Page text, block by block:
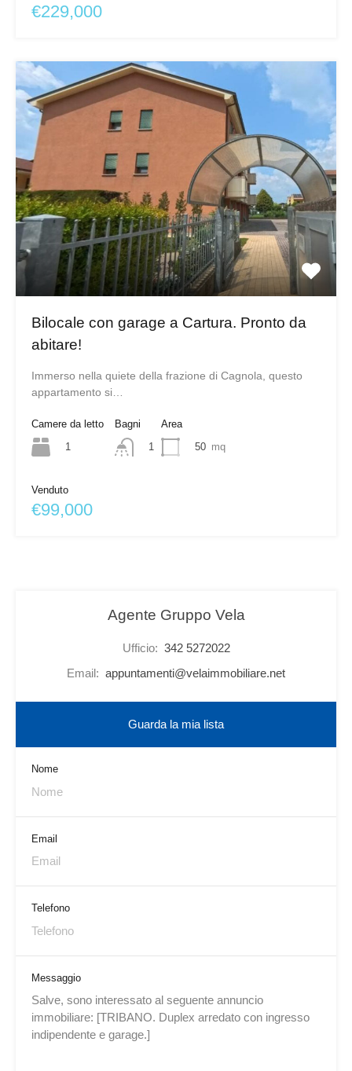
€229,000
Bilocale con garage a Cartura. Pronto da
abitare!
Immerso nella quiete della frazione di Cagnola, questo
appartamento si…
Camere da letto
1
Bagni
1
Area
50 mq
Venduto
€99,000
Agente Gruppo Vela
Ufficio: 342 5272022
Email: appuntamenti@velaimmobiliare.net
Guarda la mia lista
Nome
Email
Telefono
Messaggio